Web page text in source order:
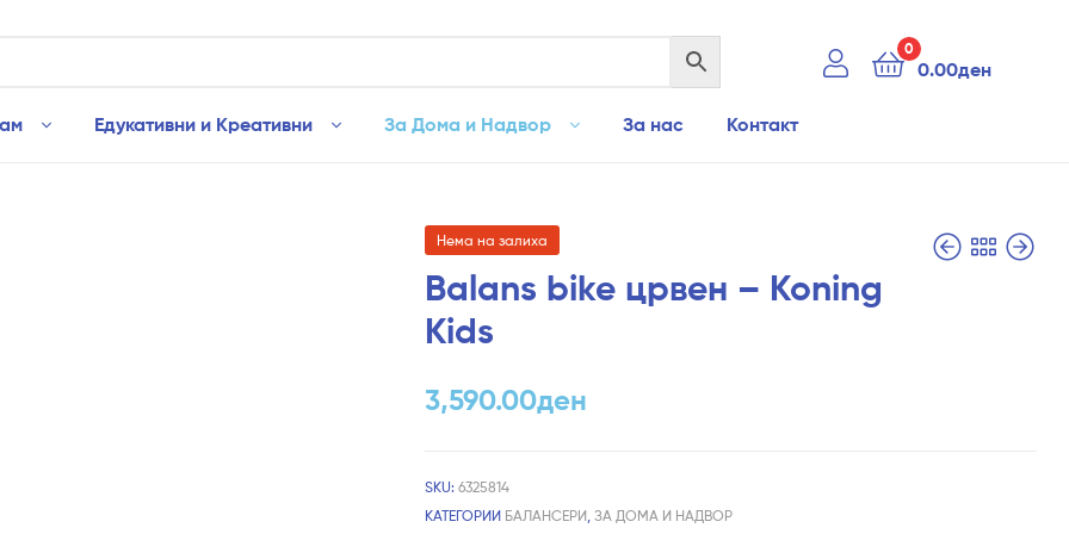
0
0.00ден
Едукативни и Креативни За Дома и Надвор За нас Контакт
Нема на залиха
Balans bike црвен – Koning
Kids
3,590.00ден
SKU:6325814
КАТЕГОРИИ БАЛАНСЕРИ ,ЗА ДОМА И НАДВОР